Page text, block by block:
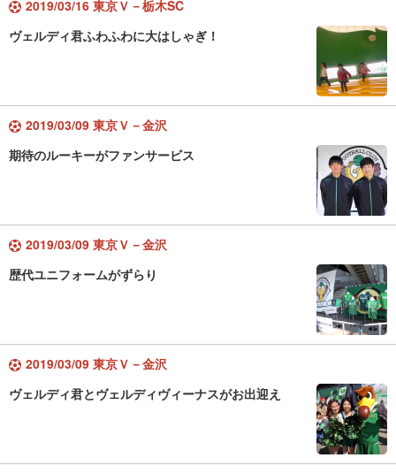
2019/03/16 東京Ｖ－栃木SC
ヴェルディ君ふわふわに大はしゃぎ！
2019/03/09 東京Ｖ－金沢
期待のルーキーがファンサービス
2019/03/09 東京Ｖ－金沢
歴代ユニフォームがずらり
2019/03/09 東京Ｖ－金沢
ヴェルディ君とヴェルディヴィーナスがお出迎え